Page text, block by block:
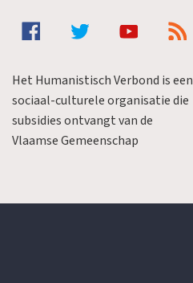
Het Humanistisch Verbond is een
sociaal-culturele organisatie die
subsidies ontvangt van de
Vlaamse Gemeenschap